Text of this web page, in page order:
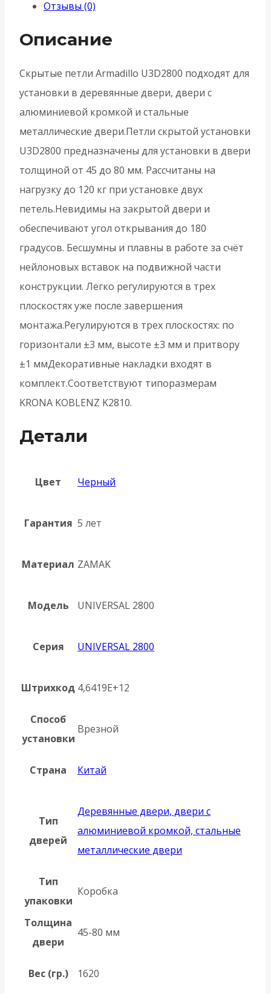
черныйОтзывы (0)
Описание
Скрытые петли Armadillo U3D2800 подходят для
установки в деревянные двери, двери с
алюминиевой кромкой и стальные
металлические двери.Петли скрытой установки
U3D2800 предназначены для установки в двери
толщиной от 45 до 80 мм. Рассчитаны на
нагрузку до 120 кг при установке двух
петель.Невидимы на закрытой двери и
обеспечивают угол открывания до 180
градусов. Бесшумны и плавны в работе за счёт
нейлоновых вставок на подвижной части
конструкции. Легко регулируются в трех
плоскостях уже после завершения
монтажа.Регулируются в трех плоскостях: по
горизонтали ±3 мм, высоте ±3 мм и притвору
±1 ммДекоративные накладки входят в
комплект.Соответствуют типоразмерам
KRONA KOBLENZ K2810.
Детали
Цвет Черный
Гарантия 5 лет
Материал ZAMAK
Модель UNIVERSAL 2800
Серия UNIVERSAL 2800
Штрихкод 4,6419E+12
Способ
установки
Врезной
Страна Китай
Тип
дверей
Деревянные двери, двери с
алюминиевой кромкой, стальные
металлические двери
Тип
упаковки
Коробка
Толщина
двери
45-80 мм
Вес (гр.) 1620